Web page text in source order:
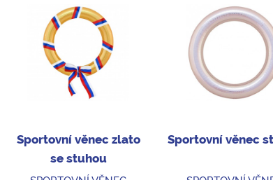
Sportovní věnec zlato
se stuhou
Sportovní věnec